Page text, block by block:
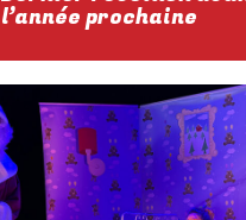
l’année prochaine
2026-
DU 02
2026
JAN.
À 21H